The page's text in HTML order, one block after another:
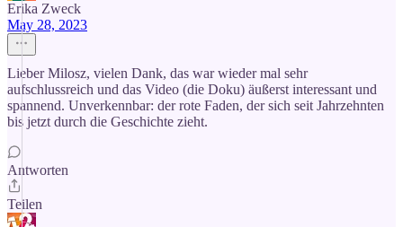
Erika Zweck
May 28, 2023
Lieber Milosz, vielen Dank, das war wieder mal sehr
aufschlussreich und das Video (die Doku) äußerst interessant und
spannend. Unverkennbar: der rote Faden, der sich seit Jahrzehnten
bis jetzt durch die Geschichte zieht.
Antworten
Teilen